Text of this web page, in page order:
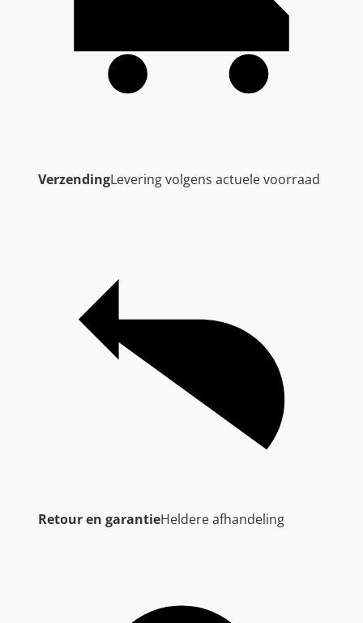
VerzendingLevering volgens actuele voorraad
Retour en garantieHeldere afhandeling